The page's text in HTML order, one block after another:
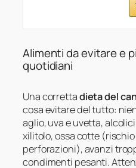
Alimenti da evitare e
quotidiani
Una correttadieta del
cosa evitare del tutto:
aglio, uva e uvetta,
xilitolo, ossa cotte
perforazioni), avanzi
condimenti pesanti.